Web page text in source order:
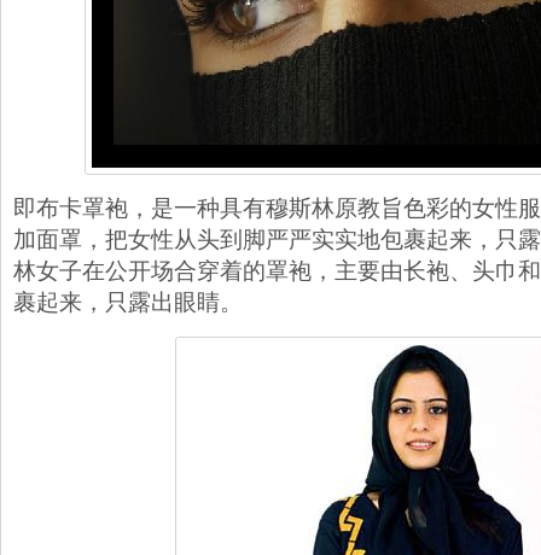
即布卡罩袍，是一种具有穆斯林原教旨色彩的女性
加面罩，把女性从头到脚严严实实地包裹起来，只
林女子在公开场合穿着的罩袍，主要由长袍、头巾
裹起来，只露出眼睛。